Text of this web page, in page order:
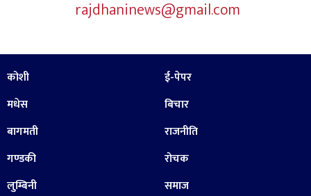
rajdhaninews@gmail.com
कोशी
मधेस
बागमती
गण्डकी
लुम्बिनी
ई-पेपर
बिचार
राजनीति
रोचक
समाज